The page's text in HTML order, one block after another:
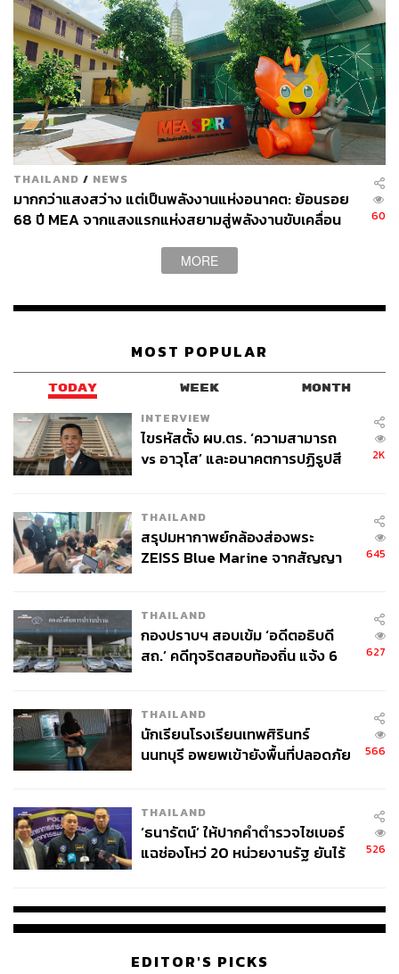
ทุกวัน เวลา 10.00-22.00 น.
Address:Siam Discovery
https://maps.app.goo.gl/KWmtNoLrsscZ2Pss9
Alexander Wang
เติบโตมาพร้อมๆ กันนั่นคือ Alexander Wang คาแรกเตอร์
ของแบรนด์นี้จะมีกลิ่นอายของสตรีทแฟชั่น มีความเท่ ดีไซน์
โดดเด่น เน้นใช้สีดำ ซึ่งคุณเอมมี่ก็มีความหลังกับแบรนด์นี้
ด้วยเช่นกัน เพราะเธอเคยช้อปปิ้งแบรนด์นี้ครั้งแรกที่ฮ่องกง
ส์และเสื้อกล้าม แล้วรู้สึกว่ามันน่ารักมากๆ ซึ่งสามีของคุณ
เอมมี่ก็ชอบมากๆ เช่นกัน จนมาถึงทุกวันนี้คุณเอมมี่ก็ยังคง
เก็บไอเทมสองชิ้นนั้นไว้ตลอด
THAILAND / NEWS
มากกว่าแสงสว่าง แต่เป็นพลังงานแห่งอนาคต: ย้อนรอย
68 ปี MEA จากแสงแรกแห่งสยามสู่พลังงานขับเคลื่อน
60
MORE
MOST POPULAR
TODAY WEEK MONTH
INTERVIEW
ไขรหัสตั้ง ผบ.ตร. ‘ความสามารถ
vs อาวุโส’ และอนาคตการปฏิรูปสี
2K
THAILAND
สรุปมหากาพย์กล้องส่องพระ
ZEISS Blue Marine จากสัญญา
จ่ายหนี้-แอบระบุแบรนด์
645
THAILAND
กองปราบฯ สอบเข้ม ‘อดีตอธิบดี
สถ.’ คดีทุจริตสอบท้องถิ่น แจ้ง 6
627
THAILAND
นักเรียนโรงเรียนเทพศิรินทร์
นนทบุรี อพยพเข้ายังพื้นที่ปลอดภัย
566
THAILAND
‘ธนารัตน์’ ให้ปากคำตำรวจไซเบอร์
แฉช่องโหว่ 20 หน่วยงานรัฐ ยันไร้
526
EDITOR'S PICKS